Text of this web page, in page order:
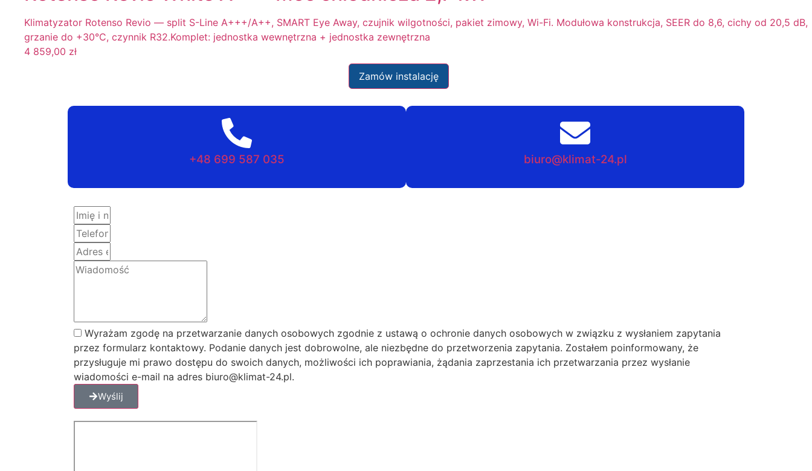
Klimatyzator Rotenso Revio — split S-Line A+++/A++, SMART Eye Away, czujnik wilgotności, pakiet zimowy, Wi-Fi. Modułowa konstrukcja, SEER do 8,6, cichy od 20,5 dB,
grzanie do +30°C, czynnik R32.Komplet: jednostka wewnętrzna + jednostka zewnętrzna
4 859,00 zł
Zamów instalację
+48 699 587 035 biuro@klimat-24.pl
Wyrażam zgodę na przetwarzanie danych osobowych zgodnie z ustawą o ochronie danych osobowych w związku z wysłaniem zapytania
przez formularz kontaktowy. Podanie danych jest dobrowolne, ale niezbędne do przetworzenia zapytania. Zostałem poinformowany, że
przysługuje mi prawo dostępu do swoich danych, możliwości ich poprawiania, żądania zaprzestania ich przetwarzania przez wysłanie
wiadomości e-mail na adres biuro@klimat-24.pl.
Wyślij